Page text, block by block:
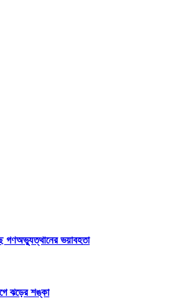
গণঅভ্যুত্থানের ভয়াবহতা
ঝড়ের শঙ্কা